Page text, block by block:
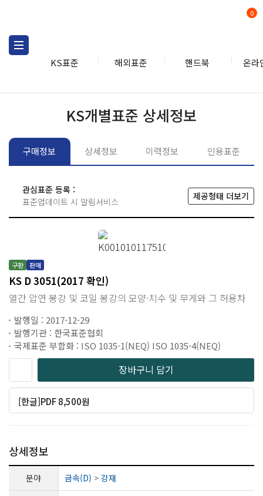
KS표준 해외표준 핸드북 온라
0
KS개별표준 상세정보
구매정보 상세정보 이력정보 인용표준
관심표준 등록 :
표준업데이트 시 알림서비스
제공형태 더보기
구판 판매
KS D 3051(2017 확인)
열간 압연 봉강 및 코일 봉강의 모양·치수 및 무게와 그 허용차
발행일 : 2017-12-29
발행기관 : 한국표준협회
국제표준 부합화 : ISO 1035-1(NEQ) ISO 1035-4(NEQ)
장바구니 담기
[한글]PDF 8,500원
상세정보
분야 금속(D) > 강재